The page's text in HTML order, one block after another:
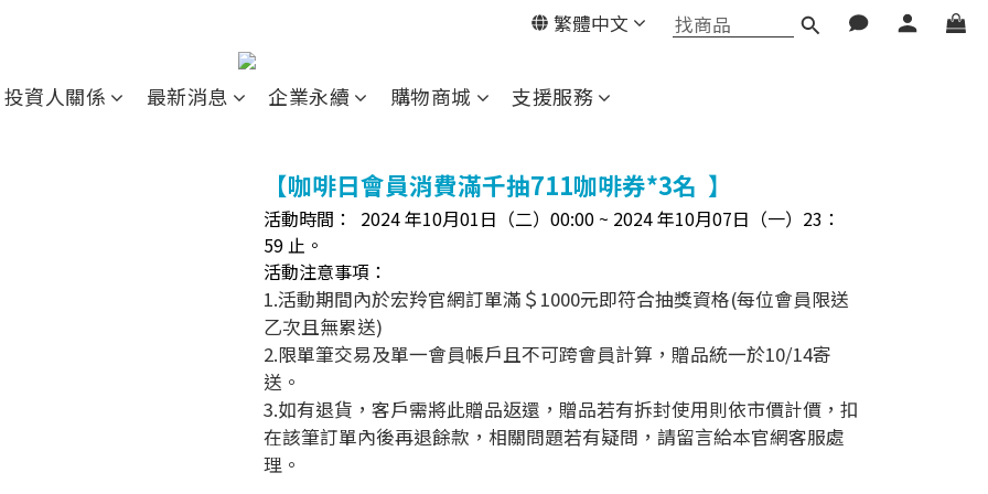
繁體中文
投資人關係 最新消息 企業永續 購物商城 支援服務
【咖啡日會員消費滿千抽711咖啡券*3名 】
活動時間： 2024 年10月01日（二）00:00 ~ 2024 年10月07日（一）23：
59 止。
活動注意事項：
1.活動期間內於宏羚官網訂單滿＄1000元即符合抽獎資格(每位會員限送
乙次且無累送)
2.限單筆交易及單一會員帳戶且不可跨會員計算，贈品統一於10/14寄
送。
3.如有退貨，客戶需將此贈品返還，贈品若有拆封使用則依市價計價，扣
在該筆訂單內後再退餘款，相關問題若有疑問，請留言給本官網客服處
理。